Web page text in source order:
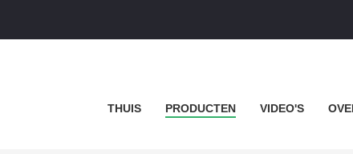
THUIS PRODUCTEN VIDEO'S